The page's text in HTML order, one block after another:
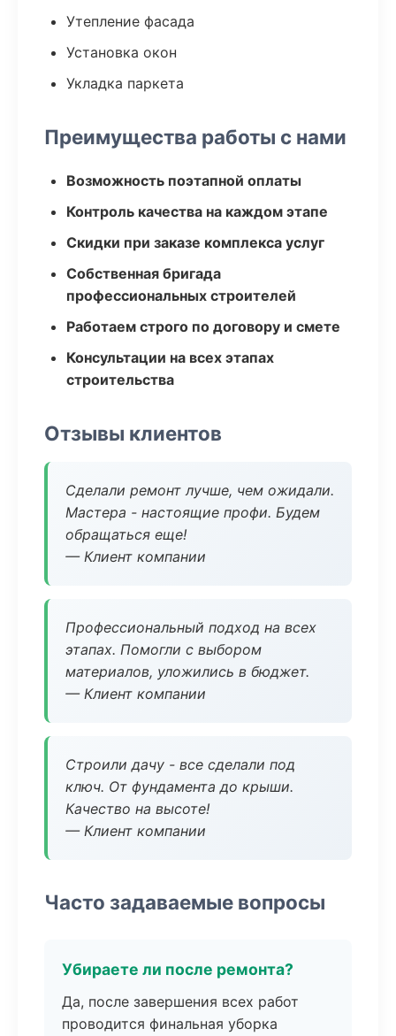
Утепление фасада
Установка окон
Укладка паркета
Преимущества работы с нами
Возможность поэтапной оплаты
Контроль качества на каждом этапе
Скидки при заказе комплекса услуг
Собственная бригада
профессиональных строителей
Работаем строго по договору и смете
Консультации на всех этапах
строительства
Отзывы клиентов
Сделали ремонт лучше, чем ожидали.
Мастера - настоящие профи. Будем
обращаться еще!
— Клиент компании
Профессиональный подход на всех
этапах. Помогли с выбором
материалов, уложились в бюджет.
— Клиент компании
Строили дачу - все сделали под
ключ. От фундамента до крыши.
Качество на высоте!
— Клиент компании
Часто задаваемые вопросы
Убираете ли после ремонта?
Да, после завершения всех работ
проводится финальная уборка